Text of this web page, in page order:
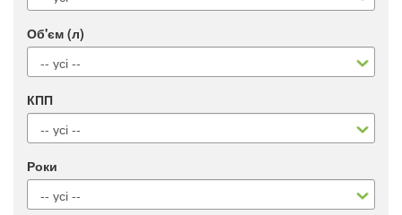
Об'єм (л)
КПП
Роки